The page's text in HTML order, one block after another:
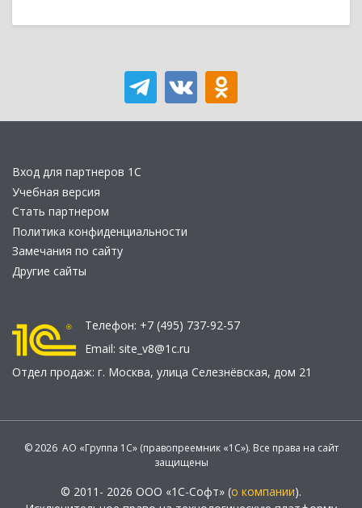
Вход для партнеров 1С
Учебная версия
Стать партнером
Политика конфиденциальности
Замечания по сайту
Другие сайты
Телефон: +7 (495) 737-92-57
Email: site_v8@1c.ru
Отдел продаж: г. Москва, улица Селезнёвская, дом 21
© 2026 АО «Группа 1С» (правопреемник «1С»). Все права на сайт
защищены
© 2011- 2026 ООО «1С-Софт» (о компании).